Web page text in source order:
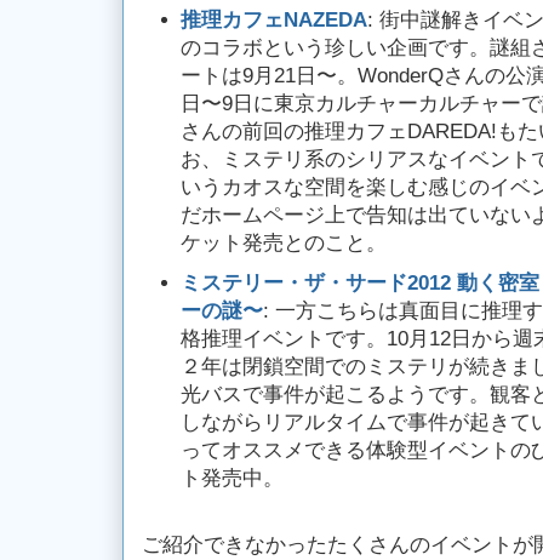
推理カフェNAZEDA: 街中謎解きイベ
のコラボという珍しい企画です。謎組
ートは9月21日〜。WonderQさんの公
日〜9日に東京カルチャーカルチャー
さんの前回の推理カフェDAREDA!も
お、ミステリ系のシリアスなイベント
いうカオスな空間を楽しむ感じのイベ
だホームページ上で告知は出ていない
ケット発売とのこと。
ミステリー・ザ・サード2012 動く密
ーの謎〜: 一方こちらは真面目に推理
格推理イベントです。10月12日から
２年は閉鎖空間でのミステリが続きま
光バスで事件が起こるようです。観客
しながらリアルタイムで事件が起きて
ってオススメできる体験型イベントの
ト発売中。
ご紹介できなかったたくさんのイベント